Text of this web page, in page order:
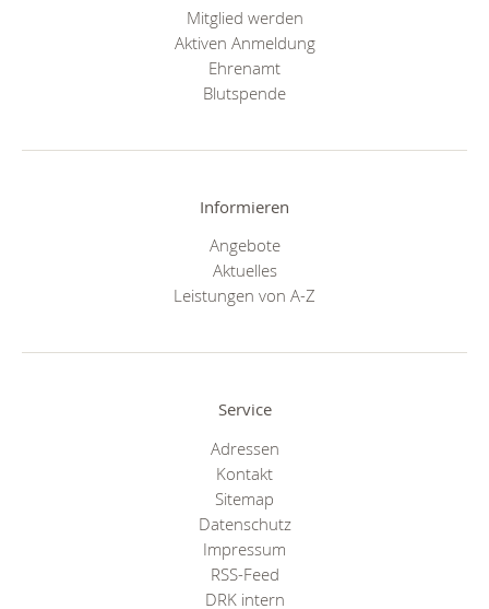
Mitglied werden
Aktiven Anmeldung
Ehrenamt
Blutspende
Informieren
Angebote
Aktuelles
Leistungen von A-Z
Service
Adressen
Kontakt
Sitemap
Datenschutz
Impressum
RSS-Feed
DRK intern